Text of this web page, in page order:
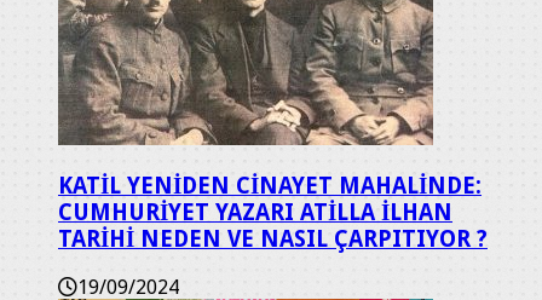
KATİL YENİDEN CİNAYET MAHALİNDE:
CUMHURİYET YAZARI ATİLLA İLHAN
TARİHİ NEDEN VE NASIL ÇARPITIYOR ?
19/09/2024